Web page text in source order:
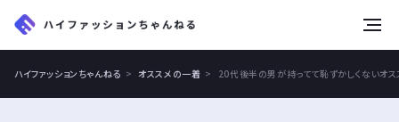
ハイファッションちゃんねる オススメの一着 20代後半の男が持ってて恥ずかしくないオ